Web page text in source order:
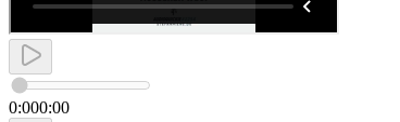
0:000:00